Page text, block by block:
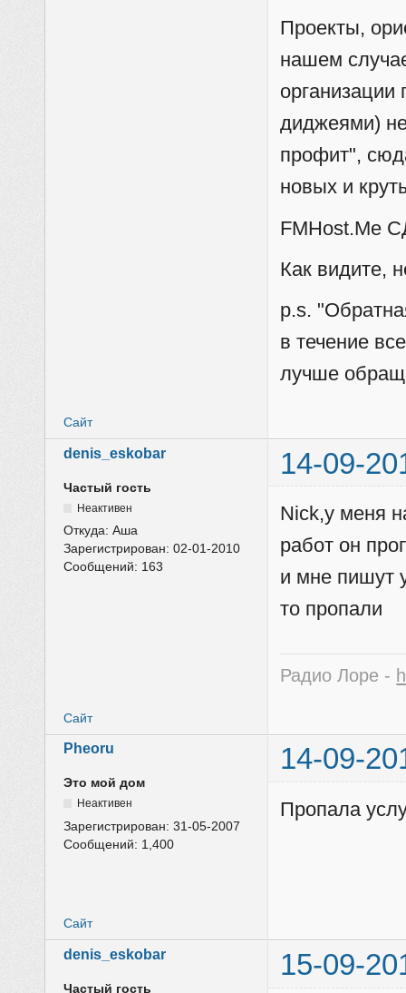
Проекты,
нашем
диджеями)
профит",
новых и
FMHost.Me
Как видите,
p.s.
в течение
лучше
Сайт
denis_eskobar 14-09-
Частый гость
Неактивен
Откуда:Аша
Зарегистрирован:02-01-2010
Сообщений: 163
Nick,у меня
работ он
и мне пишут
то пропали
Радио Лоре -
Сайт
Pheoru 14-09-
Это мой дом
Неактивен
Зарегистрирован:31-05-2007
Сообщений: 1,400
Пропала
Сайт
denis_eskobar 15-09-
Частый гость